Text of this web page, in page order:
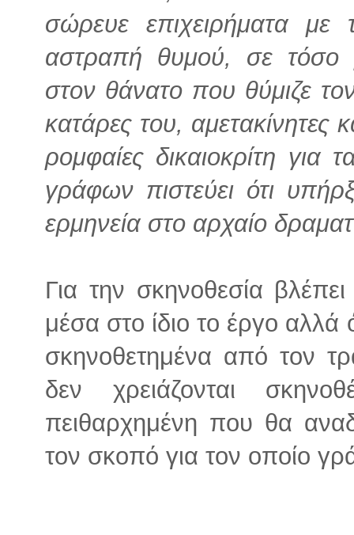
σώρευε επιχειρήματα με
αστραπή θυμού, σε τόσο
στον θάνατο που θύμιζε
κατάρες του, αμετακίνητες
ρομφαίες δικαιοκρίτη
γράφων πιστεύει ότι
ερμηνεία στο αρχαίο
Για την σκηνοθεσία
μέσα στο ίδιο το έργο αλλά
σκηνοθετημένα από τον
δεν χρειάζονται
πειθαρχημένη που θα
τον σκοπό για τον οποίο